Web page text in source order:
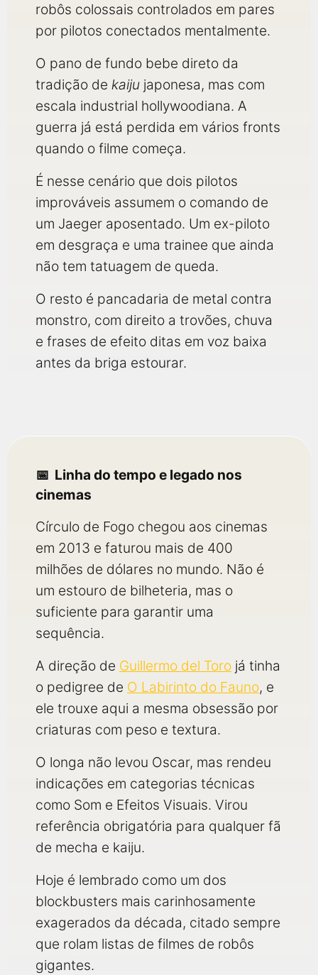
robôs colossais controlados em pares
por pilotos conectados mentalmente.
O pano de fundo bebe direto da
tradição de kaiju japonesa, mas com
escala industrial hollywoodiana. A
guerra já está perdida em vários fronts
quando o filme começa.
É nesse cenário que dois pilotos
improváveis assumem o comando de
um Jaeger aposentado. Um ex-piloto
em desgraça e uma trainee que ainda
não tem tatuagem de queda.
O resto é pancadaria de metal contra
monstro, com direito a trovões, chuva
e frases de efeito ditas em voz baixa
antes da briga estourar.
Linha do tempo e legado nos
cinemas
Círculo de Fogo chegou aos cinemas
em 2013 e faturou mais de 400
milhões de dólares no mundo. Não é
um estouro de bilheteria, mas o
suficiente para garantir uma
sequência.
A direção de Guillermo del Toro já tinha
o pedigree de O Labirinto do Fauno, e
ele trouxe aqui a mesma obsessão por
criaturas com peso e textura.
O longa não levou Oscar, mas rendeu
indicações em categorias técnicas
como Som e Efeitos Visuais. Virou
referência obrigatória para qualquer fã
de mecha e kaiju.
Hoje é lembrado como um dos
blockbusters mais carinhosamente
exagerados da década, citado sempre
que rolam listas de filmes de robôs
gigantes.